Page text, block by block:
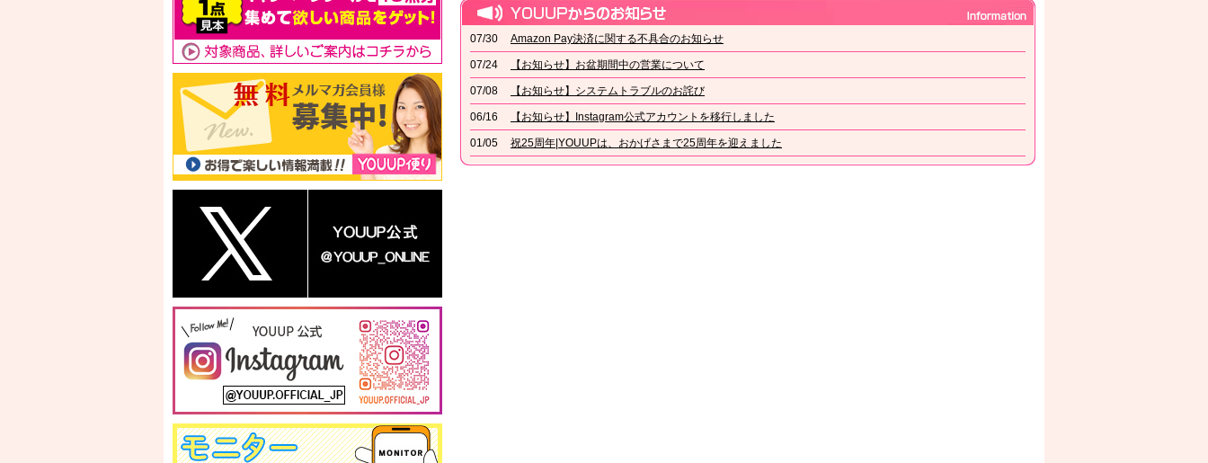
07/30 Amazon Pay決済に関する不具合のお知らせ
07/24 【お知らせ】お盆期間中の営業について
07/08 【お知らせ】システムトラブルのお詫び
06/16 【お知らせ】Instagram公式アカウントを移行しました
01/05 祝25周年|YOUUPは、おかげさまで25周年を迎えました